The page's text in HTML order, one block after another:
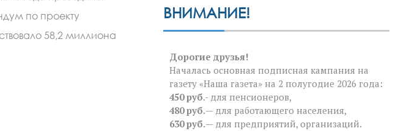
в
России
с
1994
года
по проекту
58,2 миллиона
ВНИМАНИЕ!
Дорогие друзья!
Началась основная подписная кампания на
газету «Наша газета» на 2 полугодие 2026 года:
450 руб.- для пенсионеров,
480 руб.— для работающего населения,
630 руб.— для предприятий, организаций.